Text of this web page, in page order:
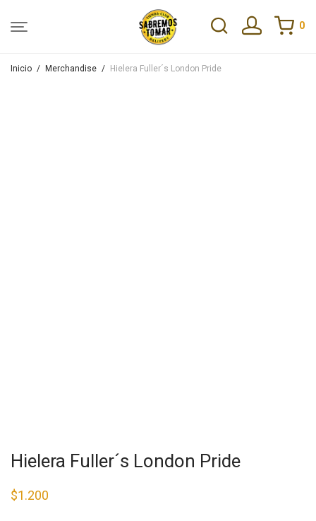
0
Inicio / Merchandise / Hielera Fuller´s London Pride
Hielera Fuller´s London Pride
$1.200